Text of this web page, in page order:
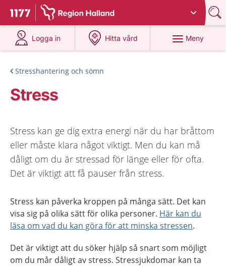
Till startsidan för 1177
Du har valt region Halland
Logga in
på 1177.se
Hitta vård
på 1177.se
Meny
Stresshantering och sömn
Stress
Stress kan ge dig extra energi när du har bråttom
eller måste klara något viktigt. Men du kan må
dåligt om du är stressad för länge eller för ofta.
Det är viktigt att få pauser från stress.
Stress kan påverka kroppen på många sätt. Det kan
visa sig på olika sätt för olika personer. Här kan du
läsa om vad du kan göra för att minska stressen.
Det är viktigt att du söker hjälp så snart som möjligt
om du mår dåligt av stress. Stressjukdomar kan ta